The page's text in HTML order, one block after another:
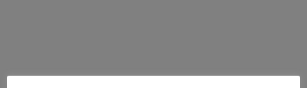
bei Holmes Place am Seestern – ein Ort der